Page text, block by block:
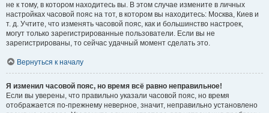
не к тому, в котором находитесь вы. В этом случае измените в личных
настройках часовой пояс на тот, в котором вы находитесь: Москва, Киев и
т. д. Учтите, что изменять часовой пояс, как и большинство настроек,
могут только зарегистрированные пользователи. Если вы не
зарегистрированы, то сейчас удачный момент сделать это.
Вернуться к началу
Я изменил часовой пояс, но время всё равно неправильное!
Если вы уверены, что правильно указали часовой пояс, но время
отображается по-прежнему неверное, значит, неправильно установлено